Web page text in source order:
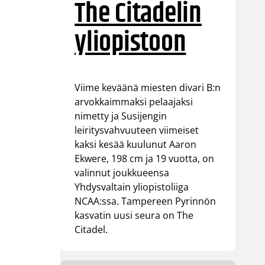
The Citadelin
yliopistoon
Viime keväänä miesten divari B:n
arvokkaimmaksi pelaajaksi
nimetty ja Susijengin
leiritysvahvuuteen viimeiset
kaksi kesää kuulunut Aaron
Ekwere, 198 cm ja 19 vuotta, on
valinnut joukkueensa
Yhdysvaltain yliopistoliiga
NCAA:ssa. Tampereen Pyrinnön
kasvatin uusi seura on The
Citadel.